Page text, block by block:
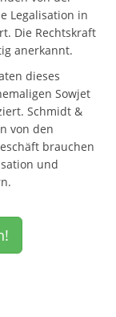
Legalisation in
Die Rechtskraft
anerkannt.
dieses
Sowjet
Schmidt &
von den
brauchen
und